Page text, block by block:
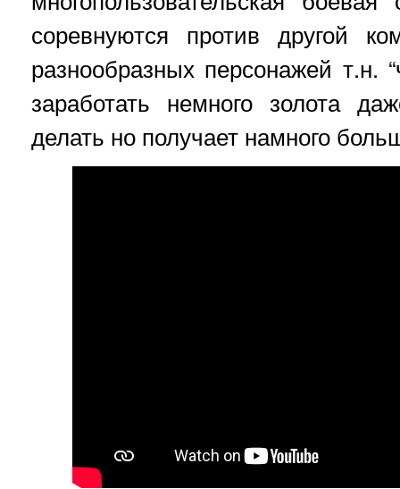
соревнуются против другой
разнообразных персонажей т.н.
заработать немного золота
делать но получает намного